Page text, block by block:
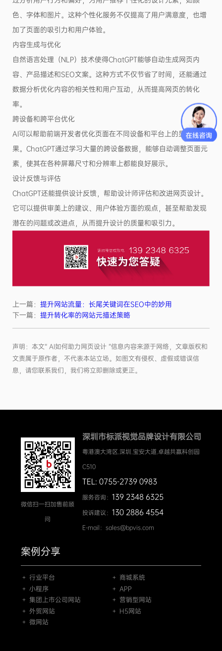
色、字体和图片。这种个性化服务不仅提高了用户满意度，也增
加了页面的吸引力和用户体验。
内容生成与优化
自然语言处理（NLP）技术使得ChatGPT能够自动生成网页内
容、产品描述和SEO文案。这种方式不仅节省了时间，还能通过
数据分析优化内容的相关性和用户互动，从而提高网页的转化
率。
跨设备和跨平台优化
AI可以帮助前端开发者优化页面在不同设备和平台上的显示效
果。ChatGPT通过学习大量的跨设备数据，能够自动调整页面元
素，使其在各种屏幕尺寸和分辨率上都能良好展示。
设计反馈与评估
ChatGPT还能提供设计反馈，帮助设计师评估和改进网页设计。
它可以提供审美上的建议、用户体验方面的观点，甚至帮助发现
潜在的问题或改进点，从而提升设计的质量和吸引力。
上一篇： 提升网站流量：长尾关键词在SEO中的妙用
下一篇： 提升转化率的网站元描述策略
声明：本文“ AI如何助力网页设计 ”信息内容来源于网络，文章版权和
文责属于原作者，不代表本站立场。如图文有侵权、虚假或错误信
息，请您联系我们，我们将立即删除或更正。
微信扫一扫加售前顾
问
深圳市标派视觉品牌设计有限公司
粤港澳大湾区.深圳.宝安大道.卓越共赢科创园
C510
TEL: 0755-2739 0983
服务咨询： 139 2348 6325
投诉建议： 130 2886 4554
E-mail：sales@bpvis.com
案例分享
＋ 行业平台
＋ 商城系统
＋ 小程序
＋ APP
＋ 集团上市公司网站
＋ 营销型网站
＋ 外贸网站
＋ H5网站
＋ 微网站